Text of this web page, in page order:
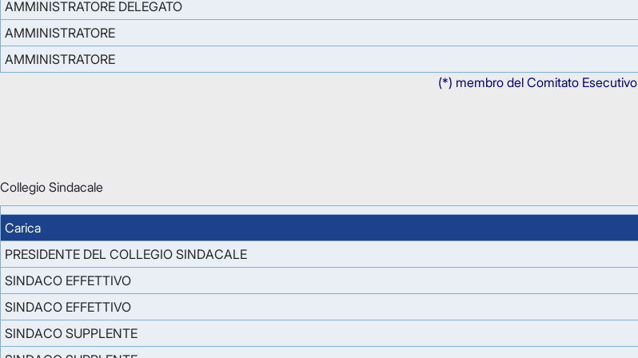
AMMINISTRATORE DELEGATO
AMMINISTRATORE
AMMINISTRATORE
(*) membro del Comitato Esecutivo
Collegio Sindacale
Carica
PRESIDENTE DEL COLLEGIO SINDACALE
SINDACO EFFETTIVO
SINDACO EFFETTIVO
SINDACO SUPPLENTE